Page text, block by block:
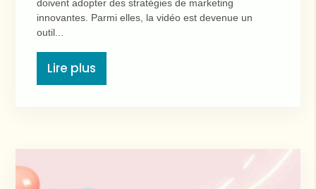
doivent adopter des stratégies de marketing
innovantes. Parmi elles, la vidéo est devenue un
outil...
Lire plus